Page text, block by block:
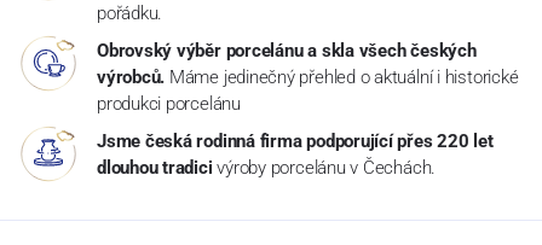
pořádku.
Obrovský výběr porcelánu a skla všech českých
výrobců. Máme jedinečný přehled o aktuální i historické
produkci porcelánu
Jsme česká rodinná firma podporující přes 220 let
dlouhou tradici výroby porcelánu v Čechách.